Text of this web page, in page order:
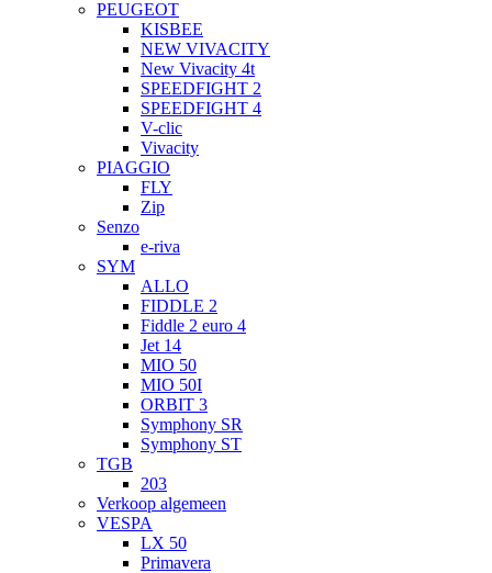
PEUGEOT
KISBEE
NEW VIVACITY
New Vivacity 4t
SPEEDFIGHT 2
SPEEDFIGHT 4
V-clic
Vivacity
PIAGGIO
FLY
Zip
Senzo
e-riva
SYM
ALLO
FIDDLE 2
Fiddle 2 euro 4
Jet 14
MIO 50
MIO 50I
ORBIT 3
Symphony SR
Symphony ST
TGB
203
Verkoop algemeen
VESPA
LX 50
Primavera